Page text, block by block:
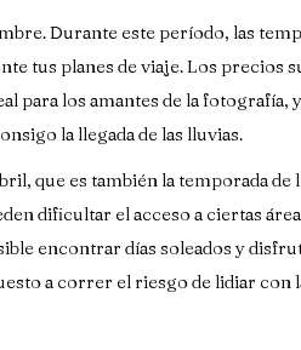
Durante este período, las
tus planes de viaje. Los precios
para los amantes de la
la llegada de las lluvias.
que es también la temporada
dificultar el acceso a ciertas
encontrar días soleados y
a correr el riesgo de lidiar